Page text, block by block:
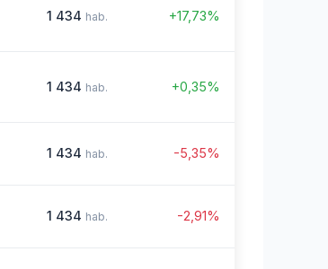
1 434 hab. +17,73%
1 434 hab. +0,35%
1 434 hab. -5,35%
1 434 hab. -2,91%